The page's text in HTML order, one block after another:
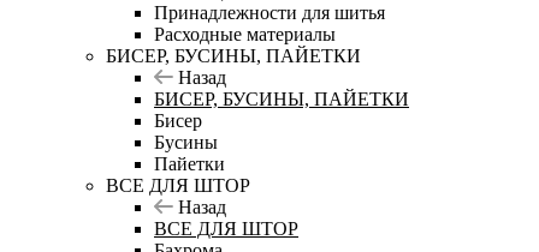
Принадлежности для шитья
Расходные материалы
БИСЕР, БУСИНЫ, ПАЙЕТКИ
Назад
БИСЕР, БУСИНЫ, ПАЙЕТКИ
Бисер
Бусины
Пайетки
ВСЕ ДЛЯ ШТОР
Назад
ВСЕ ДЛЯ ШТОР